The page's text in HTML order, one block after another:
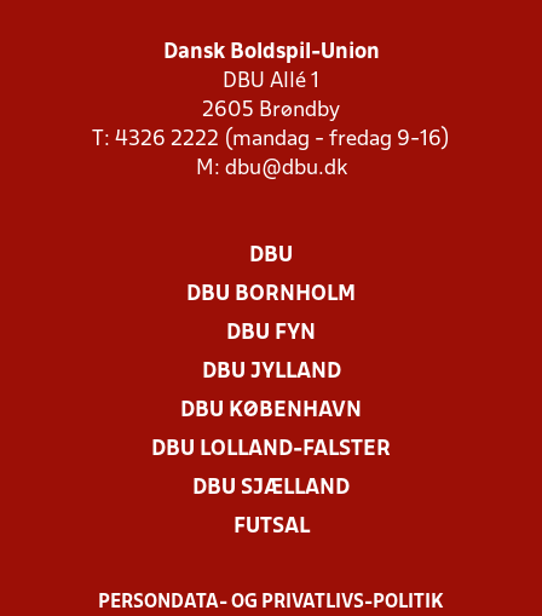
Dansk Boldspil-Union
DBU Allé 1
2605 Brøndby
T: 4326 2222 (mandag - fredag 9-16)
M: dbu@dbu.dk
DBU
DBU BORNHOLM
DBU FYN
DBU JYLLAND
DBU KØBENHAVN
DBU LOLLAND-FALSTER
DBU SJÆLLAND
FUTSAL
PERSONDATA- OG PRIVATLIVS-POLITIK